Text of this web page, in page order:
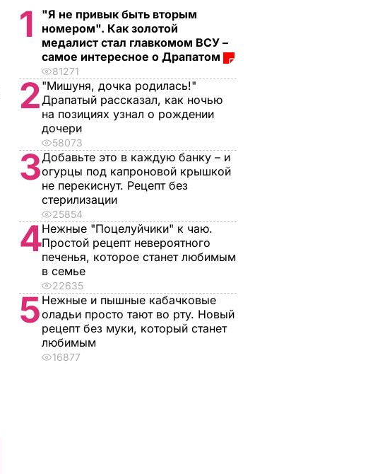
1
"Я не привык быть вторым
номером". Как золотой
медалист стал главкомом ВСУ –
самое интересное о Драпатом
81271
2 "Мишуня, дочка родилась!"
Драпатый рассказал, как ночью
на позициях узнал о рождении
дочери
58073
3Добавьте это в каждую банку – и
огурцы под капроновой крышкой
не перекиснут. Рецепт без
стерилизации
25854
4Нежные "Поцелуйчики" к чаю.
Простой рецепт невероятного
печенья, которое станет любимым
в семье
22635
5 Нежные и пышные кабачковые
оладьи просто тают во рту. Новый
рецепт без муки, который станет
любимым
16877